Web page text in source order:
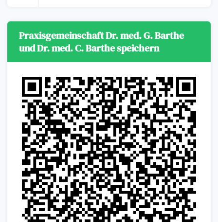
Praxisgemeinschaft Dr. med. G. Barthe
und Dr. med. C. Barthe speichern